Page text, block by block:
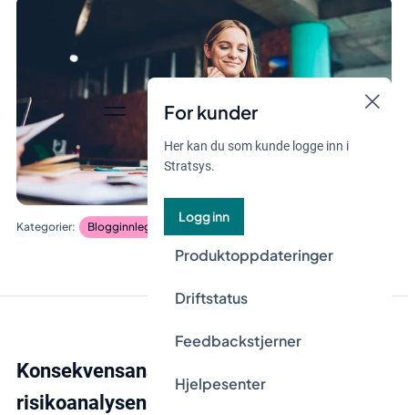
For kunder
Her kan du som kunde logge inn i
Stratsys.
Logg inn
Produktoppdateringer
Driftstatus
Feedbackstjerner
Hjelpesenter
Blogginnlegg Risiko og kontroll
Konsekvensanalyse er en viktig del av
risikoanalysen og fokuserer på å vurdere